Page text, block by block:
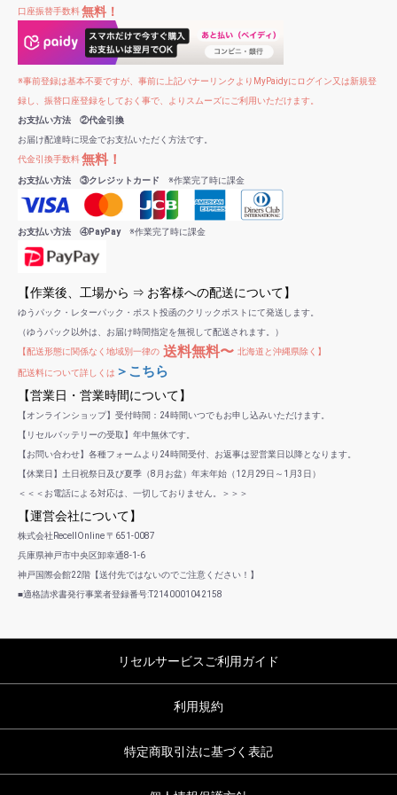
口座振替手数料無料！
※事前登録は基本不要ですが、事前に上記バナーリンクよりMyPaidyにログイン又は新規登
録し、振替口座登録をしておく事で、よりスムーズにご利用いただけます。
お支払い方法 ②代金引換
お届け配達時に現金でお支払いただく方法です。
代金引換手数料無料！
お支払い方法 ③クレジットカード ※作業完了時に課金
お支払い方法 ④PayPay※作業完了時に課金
【作業後、工場から ⇒ お客様への配送について】
ゆうパック・レターパック・ポスト投函のクリックポストにて発送します。
（ゆうパック以外は、お届け時間指定を無視して配送されます。）
【配送形態に関係なく地域別一律の 送料無料〜 北海道と沖縄県除く】
配送料について詳しくは ＞こちら
【営業日・営業時間について】
【オンラインショップ】受付時間：24時間いつでもお申し込みいただけます。
【リセルバッテリーの受取】年中無休です。
【お問い合わせ】各種フォームより24時間受付、お返事は翌営業日以降となります。
【休業日】土日祝祭日及び夏季（8月お盆）年末年始（12月29日～1月3日）
＜＜＜お電話による対応は、一切しておりません。＞＞＞
【運営会社について】
株式会社RecellOnline 〒651-0087
兵庫県神戸市中央区卸幸通8-1-6
神戸国際会館22階【送付先ではないのでご注意ください！】
■適格請求書発行事業者登録番号:T2140001042158
リセルサービスご利用ガイド
利用規約
特定商取引法に基づく表記